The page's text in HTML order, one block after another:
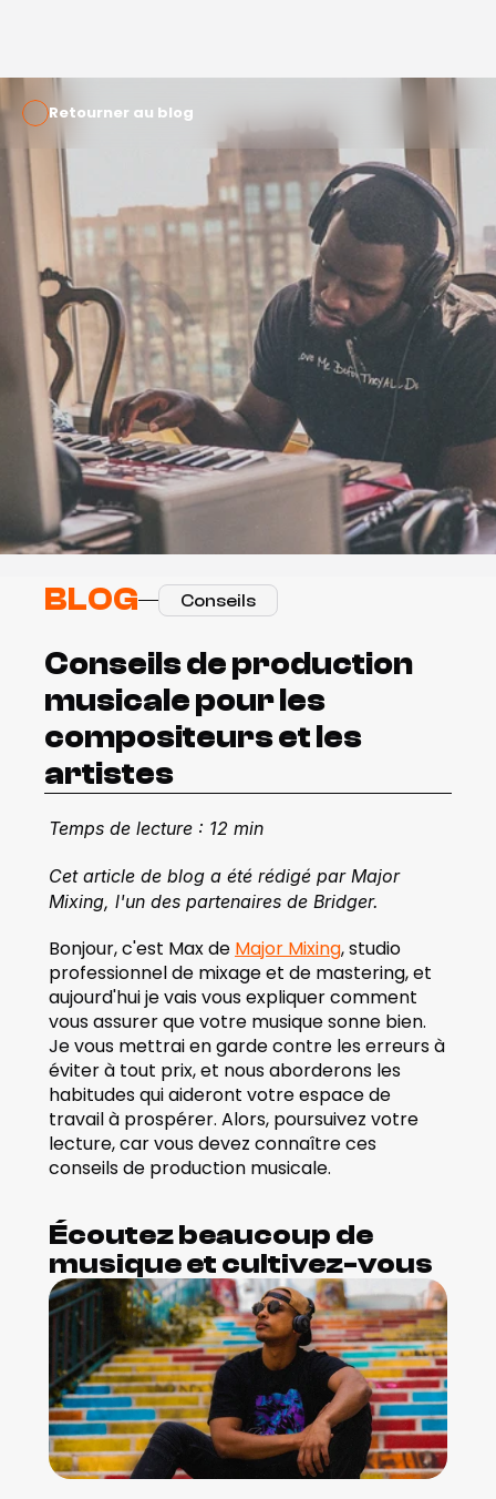
Retourner au blog
BLOG Conseils
Conseils de production
musicale pour les
compositeurs et les
artistes
Temps de lecture : 12 min
Cet article de blog a été rédigé par Major
Mixing, l'un des partenaires de Bridger.
Bonjour, c'est Max de Major Mixing, studio
professionnel de mixage et de mastering, et
aujourd'hui je vais vous expliquer comment
vous assurer que votre musique sonne bien.
Je vous mettrai en garde contre les erreurs à
éviter à tout prix, et nous aborderons les
habitudes qui aideront votre espace de
travail à prospérer. Alors, poursuivez votre
lecture, car vous devez connaître ces
conseils de production musicale.
Écoutez beaucoup de
musique et cultivez-vous